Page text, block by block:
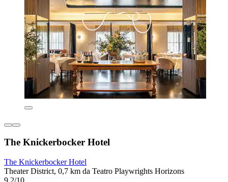
The Knickerbocker Hotel
The Knickerbocker Hotel
Theater District, 0,7 km da Teatro Playwrights Horizons
9,2/10